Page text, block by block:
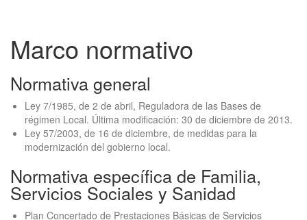
Marco normativo
Normativa general
Ley 7/1985, de 2 de abril, Reguladora de las Bases de
régimen Local. Última modificación: 30 de diciembre de 2013.
Ley 57/2003, de 16 de diciembre, de medidas para la
modernización del gobierno local.
Normativa específica de Familia,
Servicios Sociales y Sanidad
Plan Concertado de Prestaciones Básicas de Servicios